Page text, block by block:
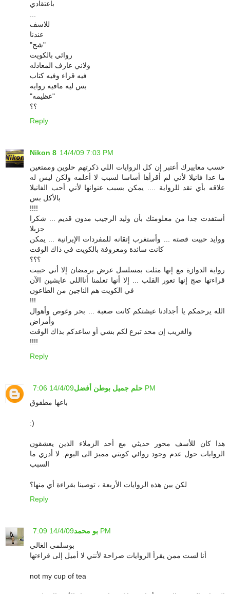
باعتقادي
للاسف
عندنا
"شح"
روائي بالكويت
ولاني عارف المعادله
فيه قراء وفيه كتاب
بس ليه مافيه روايه
"عظيمه"
؟؟
Reply
Nikon 8 14/4/09 7:03 PM
حسب معاييرك أعتبر إن كل الروايات اللي ذكرتهم حلوين وممتعين
ما عدا فانيلا لأني لم أقرأها أساسا لسبب لا أعلمه ولكن ليس له
علاقه بأي نقد للرواية .... يمكن بسبب عنوانها لأني أحب الفانيلا
بالأكل بس
!!!!
أستفدت جدا من معلومتك بأن وليد الرجيب مدون قديم ... شكرا
جزيلا
ووايد حبيت قصته ... وأستغرب إتقانه للمفردات الإيرانية ... يمكن
كانت سائدة ومعروفة بالكويت في ذاك الوقت
؟؟؟
رواية الدوازة مع إنها مثلت بمسلسل عرض برمضان إلا أني حبيت
قراءتها صج إنها تعور القلب ... إلا أنها تعلمنا أنااللي عايشين الآن
في الكويت هم الناجين من الطاعون
!!!
الله يرحمكم يا أجدادنا عيشتكم كانت صعبة ... بحر وغوص وأهوال
وأمراض
والغريب إن محد تبرع لكم بشي أو ساعدكم بذاك الوقت
!!!!
Reply
حلم جميل بوطن أفضل 14/4/09 7:06 PM
باعها مطقوق
:)
هذا كان للأسف محور حديثي مع أحد الزملاء الذين يعشقون
الروايات حول عدم وجود روائي كويتي مميز الى اليوم. لا أدري ما
السبب
لكن بين هذه الروايات الأربعة ، توصينا بقراءة أي منها؟
Reply
بو محمد 14/4/09 7:09 PM
بوسلمى الغالي
أنا لست ممن يقرأ الروايات صراحة لأنني لا أميل إلى قراءتها
not my cup of tea